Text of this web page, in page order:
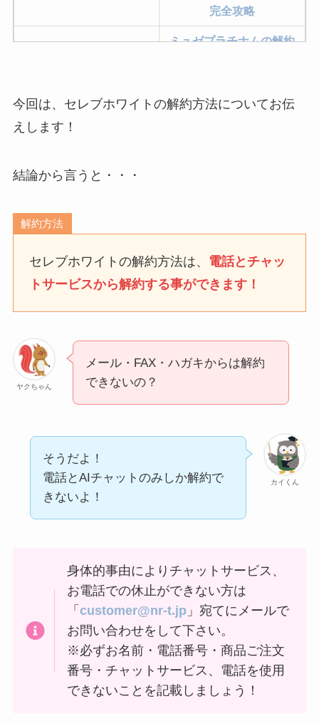
完全攻略
ミュゼプラチナムの解約
レミノの解約方法まと
なにわサプリ
解約できない？電話以外
に手続きする方法ある？
ニューZの解約まとめ！
電話が繋がらない時の裏
解約できない？バロニー
を完全攻略
今回は、セレブホワイトの解約方法についてお伝
えします！
結論から言うと・・・
解約方法
セレブホワイトの解約方法は、 電話とチャッ
トサービスから解約する事ができます！
ヤクちゃん
メール・FAX・ハガキからは解約
できないの？
カイくん
そうだよ！
電話とAIチャットのみしか解約で
きないよ！
身体的事由によりチャットサービス、
お電話での休止ができない方は
「customer@nr-t.jp 」宛てにメールで
お問い合わせをして下さい。
※必ずお名前・電話番号・商品ご注文
番号・チャットサービス、電話を使用
できないことを記載しましょう！